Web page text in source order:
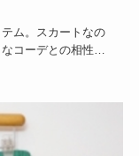
ム。スカートなの
コーデとの相性も